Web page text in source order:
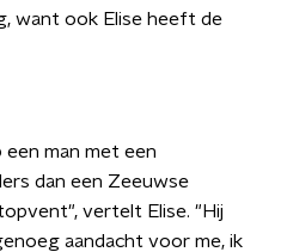
want ook Elise heeft de
een man met een
dan een Zeeuwse
vertelt Elise. "Hij
aandacht voor me, ik